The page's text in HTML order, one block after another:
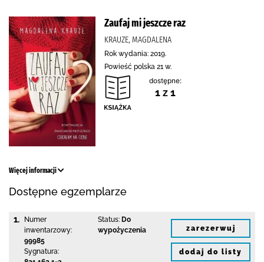
Zaufaj mi jeszcze raz
KRAUZE, MAGDALENA
Rok wydania: 2019.
Powieść polska 21 w.
dostępne:
1 z 1
Więcej informacji
Dostępne egzemplarze
1.
Numer
inwentarzowy:
99985
Sygnatura:
Status: Do
wypożyczenia
zarezerwuj
dodaj do listy